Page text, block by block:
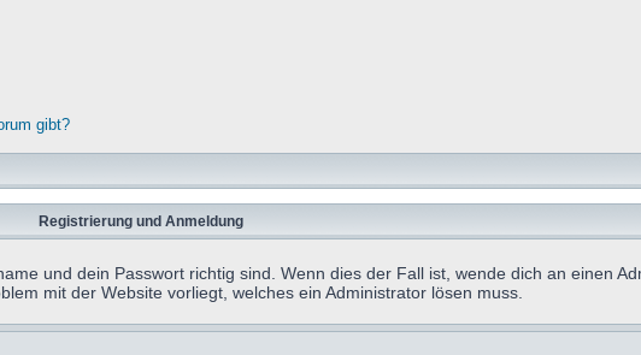
gibt?
Registrierung und Anmeldung
und dein Passwort richtig sind. Wenn dies der Fall ist, wende dich an einen
mit der Website vorliegt, welches ein Administrator lösen muss.